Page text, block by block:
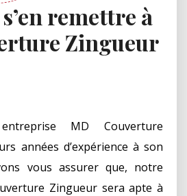
remettre à
Zingueur
MD Couverture
années d’expérience à son
vous assurer que, notre
Zingueur sera apte à